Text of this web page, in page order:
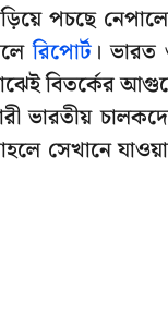
পচছে
রিপোর্ট। ভারত
বিতর্কের
ভারতীয়
সেখানে